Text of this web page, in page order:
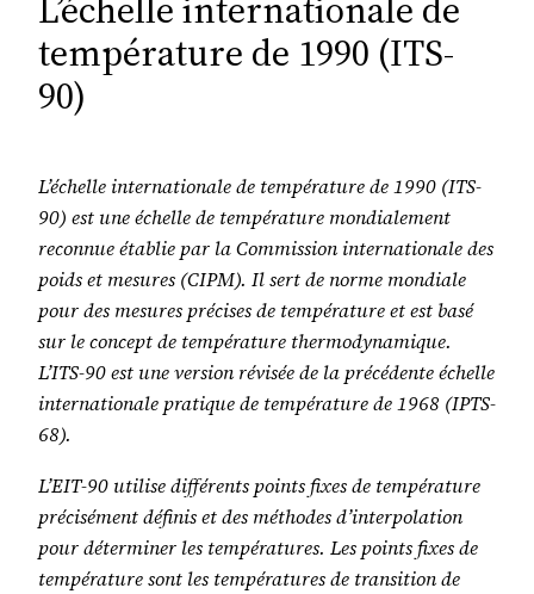
température de 1990 (ITS-
90)
L’échelle internationale de température de 1990 (ITS-
90) est une échelle de température mondialement
reconnue établie par la Commission internationale des
poids et mesures (CIPM). Il sert de norme mondiale
pour des mesures précises de température et est basé
sur le concept de température thermodynamique.
L’ITS-90 est une version révisée de la précédente échelle
internationale pratique de température de 1968 (IPTS-
68).
L’EIT-90 utilise différents points fixes de température
précisément définis et des méthodes d’interpolation
pour déterminer les températures. Les points fixes de
température sont les températures de transition de